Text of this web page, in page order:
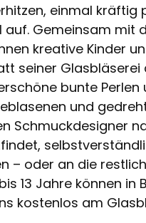
einmal
auf. Gemeinsam mit
kreative Kinder
seiner Glasbläserei
bunte Perlen
und
Schmuckdesigner
– oder an die
13 Jahre können in
kostenlos am